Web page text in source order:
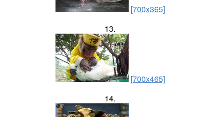
[700x365]
13.
[700x465]
14.